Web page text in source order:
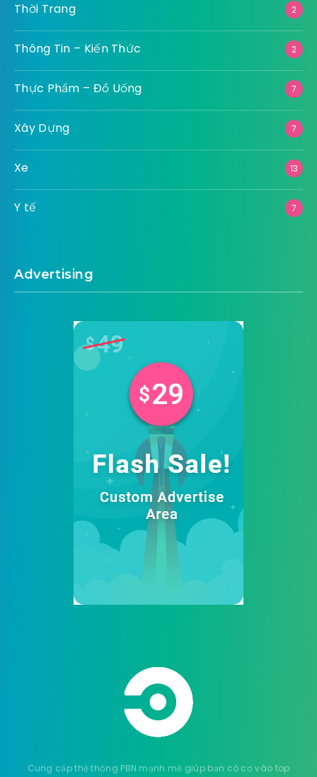
Thời Trang 2
Thông Tin – Kiến Thức 2
Thực Phẩm – Đồ Uống 7
Xây Dựng 7
Xe 13
Y tế 7
Advertising
Cung cấp thệ thống PBN mạnh mẽ giúp bạn có cơ vào top